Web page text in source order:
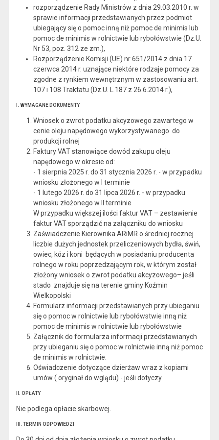
rozporządzenie Rady Ministrów z dnia 29.03.2010 r. w
sprawie informacji przedstawianych przez podmiot
ubiegający się o pomoc inną niż pomoc de minimis lub
pomoc de minimis w rolnictwie lub rybołówstwie (Dz.U.
Nr 53, poz. 312 ze zm.),
Rozporządzenie Komisji (UE) nr 651/2014 z dnia 17
czerwca 2014 r. uznające niektóre rodzaje pomocy za
zgodne z rynkiem wewnętrznym w zastosowaniu art.
107 i 108 Traktatu (Dz.U. L 187 z 26.6.2014 r.),
I. WYMAGANE DOKUMENTY
Wniosek o zwrot podatku akcyzowego zawartego w
cenie oleju napędowego wykorzystywanego do
produkcji rolnej
Faktury VAT stanowiące dowód zakupu oleju
napędowego w okresie od:
- 1 sierpnia 2025 r. do 31 stycznia 2026 r. - w przypadku
wniosku złożonego w I terminie
- 1 lutego 2026 r. do 31 lipca 2026 r. - w przypadku
wniosku złożonego w II terminie
W przypadku większej ilości faktur VAT – zestawienie
faktur VAT sporządzić na załączniku do wniosku
Zaświadczenie Kierownika ARiMR o średniej rocznej
liczbie dużych jednostek przeliczeniowych bydła, świń,
owiec, kóz i koni będących w posiadaniu producenta
rolnego w roku poprzedzającym rok, w którym został
złożony wniosek o zwrot podatku akcyzowego– jeśli
stado znajduje się na terenie gminy Koźmin
Wielkopolski
Formularz informacji przedstawianych przy ubieganiu
się o pomoc w rolnictwie lub rybołówstwie inną niż
pomoc de minimis w rolnictwie lub rybołówstwie
Załącznik do formularza informacji przedstawianych
przy ubieganiu się o pomoc w rolnictwie inną niż pomoc
de minimis w rolnictwie.
Oświadczenie dotyczące dzierżaw wraz z kopiami
umów ( oryginał do wglądu) - jeśli dotyczy.
II. OPŁATY
Nie podlega opłacie skarbowej.
III. TERMIN ODPOWIEDZI